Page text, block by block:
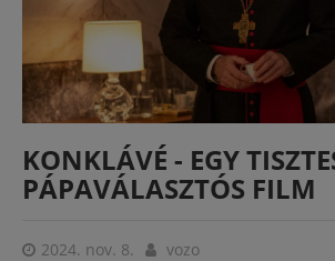
KONKLÁVÉ - EGY
PÁPAVÁLASZTÓS FILM
2024. nov. 8. vozo